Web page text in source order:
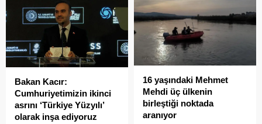
ziyaretçilerini şaşırtıyor.
Kimi bilinçaltı kodlaması
kimi başarı tılsımı kimi de
zihin açma işlemi yaptırıyor.
Bu işlemlerin ücretleri ise 15
bin TL’ye kadar çıkıyor.
Bakan Kacır:
Cumhuriyetimizin ikinci
asrını ‘Türkiye Yüzyılı’
olarak inşa ediyoruz
16 yaşındaki Mehmet
Mehdi üç ülkenin
birleştiği noktada
aranıyor